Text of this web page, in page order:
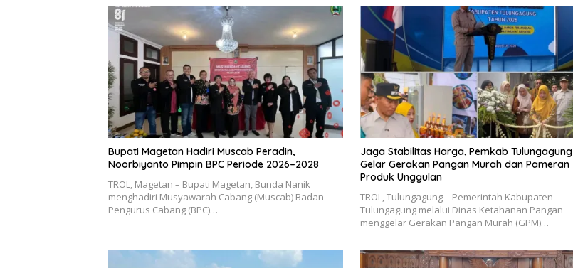
Bupati Magetan Hadiri Muscab Peradin,
Noorbiyanto Pimpin BPC Periode 2026–2028
TROL, Magetan – Bupati Magetan, Bunda Nanik
menghadiri Musyawarah Cabang (Muscab) Badan
Pengurus Cabang (BPC)…
Jaga Stabilitas Harga, Pemkab Tulungagung
Gelar Gerakan Pangan Murah dan Pameran
Produk Unggulan
TROL, Tulungagung – Pemerintah Kabupaten
Tulungagung melalui Dinas Ketahanan Pangan
menggelar Gerakan Pangan Murah (GPM)…